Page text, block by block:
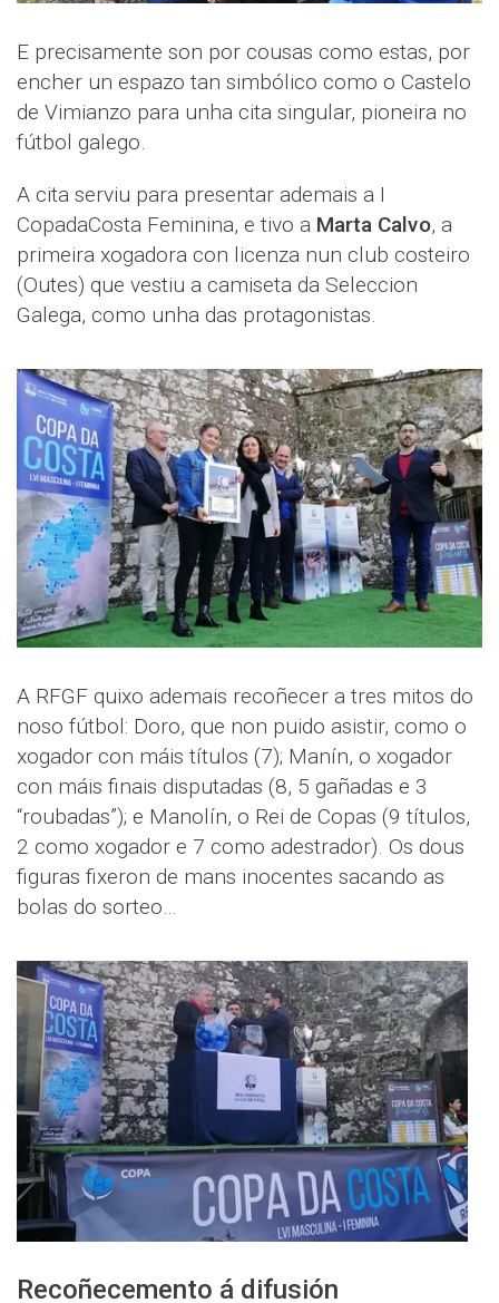
E precisamente son por cousas como estas, por
encher un espazo tan simbólico como o Castelo
de Vimianzo para unha cita singular, pioneira no
fútbol galego.
A cita serviu para presentar ademais a I
CopadaCosta Feminina, e tivo a Marta Calvo, a
primeira xogadora con licenza nun club costeiro
(Outes) que vestiu a camiseta da Seleccion
Galega, como unha das protagonistas.
A RFGF quixo ademais recoñecer a tres mitos do
noso fútbol: Doro, que non puido asistir, como o
xogador con máis títulos (7); Manín, o xogador
con máis finais disputadas (8, 5 gañadas e 3
“roubadas”); e Manolín, o Rei de Copas (9 títulos,
2 como xogador e 7 como adestrador). Os dous
figuras fixeron de mans inocentes sacando as
bolas do sorteo…
Recoñecemento á difusión